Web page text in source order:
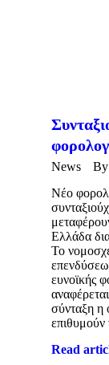
News By
Νέο
Ελλάδα
Το
ευνοϊκής
σύνταξη η
Read